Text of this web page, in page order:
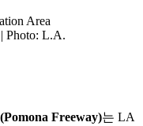
Photo: L.A.
Freeway)는 LA